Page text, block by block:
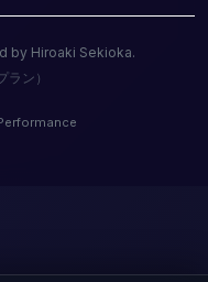
by Hiroaki Sekioka.
ン）